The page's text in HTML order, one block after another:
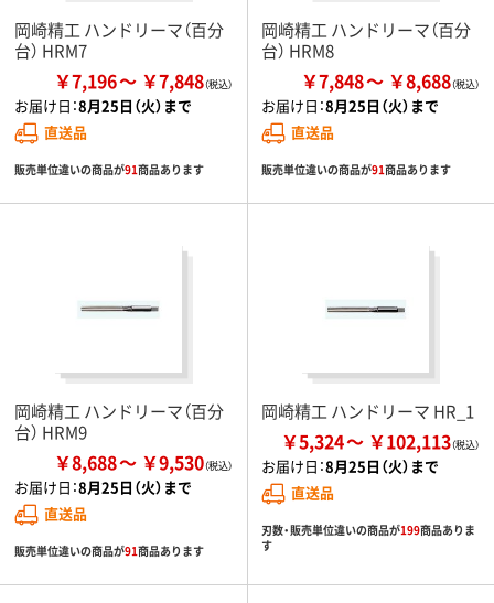
岡崎精工 ハンドリーマ（百分
台） HRM7
￥7,196 ￥7,848
お届け日：8月25日（火）まで
直送品
販売単位違いの商品が91商品あります
岡崎精工 ハンドリーマ（百分
台） HRM8
￥7,848 ￥8,688
お届け日：8月25日（火）まで
直送品
販売単位違いの商品が91商品あります
岡崎精工 ハンドリーマ（百分
台） HRM9
￥8,688 ￥9,530
お届け日：8月25日（火）まで
直送品
販売単位違いの商品が91商品あります
岡崎精工 ハンドリーマ HR_1
￥5,324 ￥102,113
お届け日：8月25日（火）まで
直送品
刃数・販売単位違いの商品が199商品ありま
す